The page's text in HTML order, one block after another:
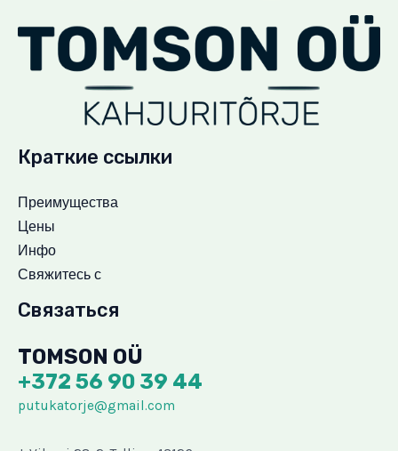
Краткие ссылки
Преимущества
Цены
Инфо
Свяжитесь с
Связаться
TOMSON OÜ
+372 56 90 39 44
putukatorje@gmail.com